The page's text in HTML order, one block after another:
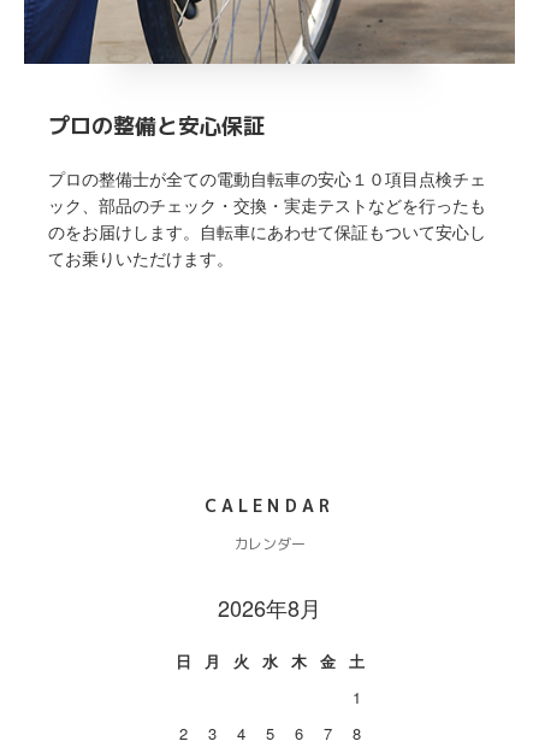
プロの整備と安心保証
プロの整備士が全ての電動自転車の安心１０項目点検チェ
ック、部品のチェック・交換・実走テストなどを行ったも
のをお届けします。自転車にあわせて保証もついて安心し
てお乗りいただけます。
CALENDAR
カレンダー
2026年8月
日 月 火 水 木 金
土
1
2
3 4 5 6 7
8